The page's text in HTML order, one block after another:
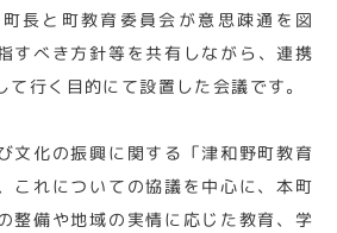
長と町教育委員会が意思疎通を図
すべき方針等を共有しながら、連携
て行く目的にて設置した会議です。
文化の振興に関する「津和野町教育
これについての協議を中心に、本町
整備や地域の実情に応じた教育、学